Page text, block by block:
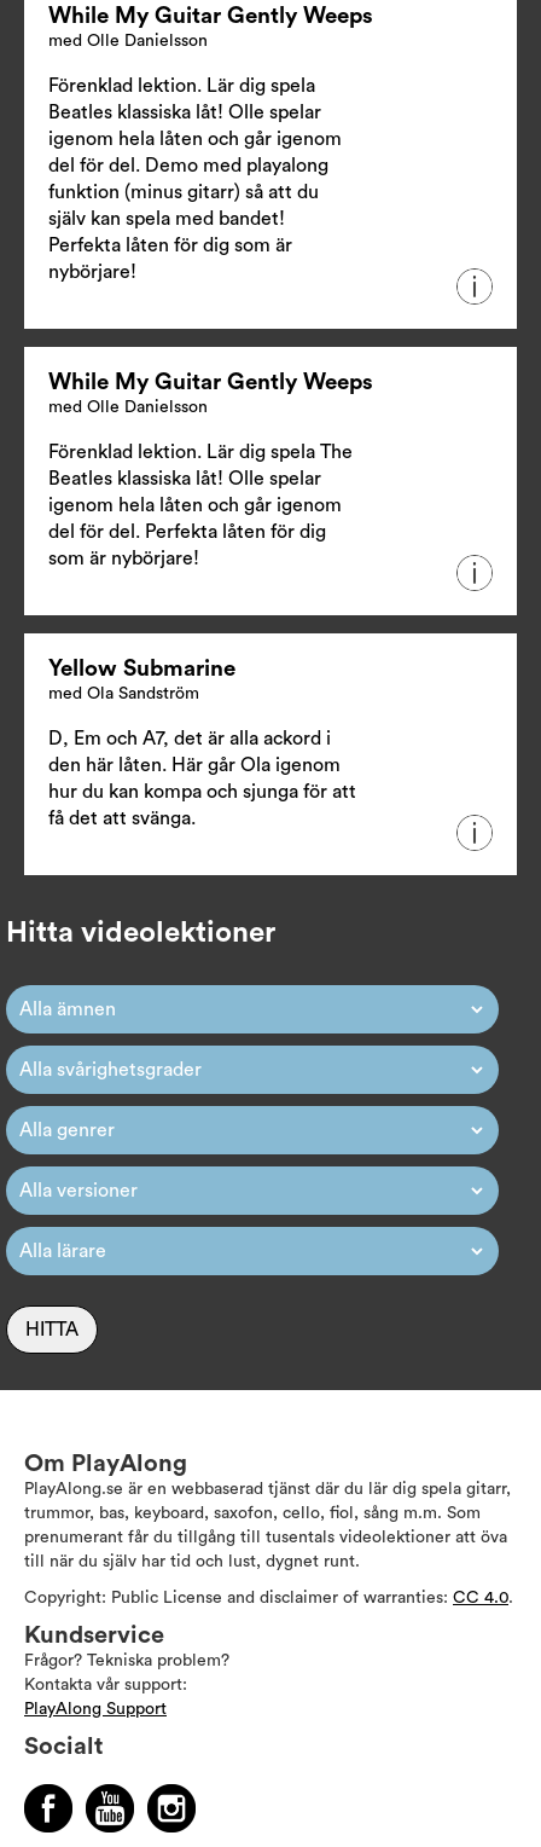
While My Guitar Gently Weeps
med Olle Danielsson
Förenklad lektion. Lär dig spela
Beatles klassiska låt! Olle spelar
igenom hela låten och går igenom
del för del. Demo med playalong
funktion (minus gitarr) så att du
själv kan spela med bandet!
Perfekta låten för dig som är
nybörjare!
While My Guitar Gently Weeps
med Olle Danielsson
Förenklad lektion. Lär dig spela The
Beatles klassiska låt! Olle spelar
igenom hela låten och går igenom
del för del. Perfekta låten för dig
som är nybörjare!
Yellow Submarine
med Ola Sandström
D, Em och A7, det är alla ackord i
den här låten. Här går Ola igenom
hur du kan kompa och sjunga för att
få det att svänga.
Hitta videolektioner
HITTA
Om PlayAlong
PlayAlong.se är en webbaserad tjänst där du lär dig spela gitarr,
trummor, bas, keyboard, saxofon, cello, fiol, sång m.m. Som
prenumerant får du tillgång till tusentals videolektioner att öva
till när du själv har tid och lust, dygnet runt.
Copyright: Public License and disclaimer of warranties: CC 4.0.
Kundservice
Frågor? Tekniska problem?
Kontakta vår support:
PlayAlong Support
Socialt